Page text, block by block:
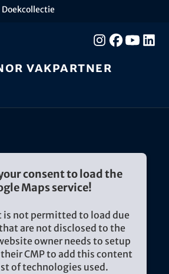
Doekcollectie
vakpartner
consent to load the
Maps service!
is not permitted to load due
are not disclosed to the
owner needs to setup
CMP to add this content
of technologies used.